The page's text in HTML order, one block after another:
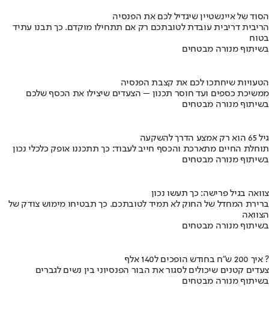
הסוד של איינשטיין שיגדיל לכם את הפנסיה
הריבית דריבית עובדת לטובתכם רק אם תתחילו מוקדם. כך תבנו עתיד
בטוח
בשיתוף מנורה מבטחים
הטעויות שיחתכו לכם את קצבת הפנסיה
ממשיכת כספים ועד חוסר תכנון – הצעדים שיצילו את הכסף שלכם
בשיתוף מנורה מבטחים
גיל 65 הוא רק אמצע הדרך להשקעה
תוחלת החיים מתארכת והכסף חייב לעבוד: כך תתכננו אופק כלכלי נכון
בשיתוף מנורה מבטחים
צוואה בגיל פרישה: כך תעשו נכון
ברירת המחדל של החוק לא תמיד לטובתכם. כך תבטיחו מימוש צודק של
הצוואה
בשיתוף מנורה מבטחים
איך 200 ש"ח בחודש הופכים ל140 אלף ?
צעדים קטנים שיכולים לסגור את הבור הפנסיוני בין נשים לגברים
בשיתוף מנורה מבטחים